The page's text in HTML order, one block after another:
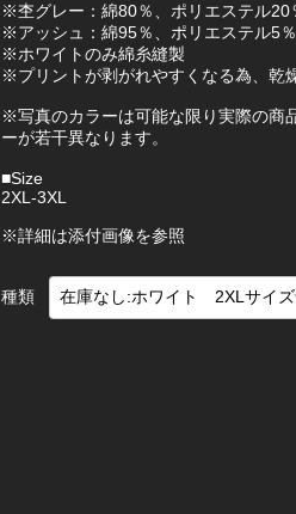
※杢グレー：綿80％、ポリエステル20
※アッシュ：綿95％、ポリエステル5％
※ホワイトのみ綿糸縫製
※プリントが剥がれやすくなる為、乾
※写真のカラーは可能な限り実際の商
ーが若干異なります。
■Size
2XL-3XL
※詳細は添付画像を参照
種類